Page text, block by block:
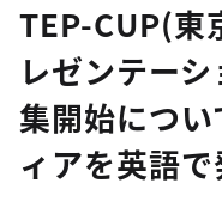
TEP-CUP(東
レゼンテー
集開始につ
ィアを英語